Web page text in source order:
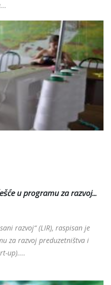
u programu za razvoj...
razvoj“ (LIR), raspisan je
za razvoj preduzetništva i
up)....